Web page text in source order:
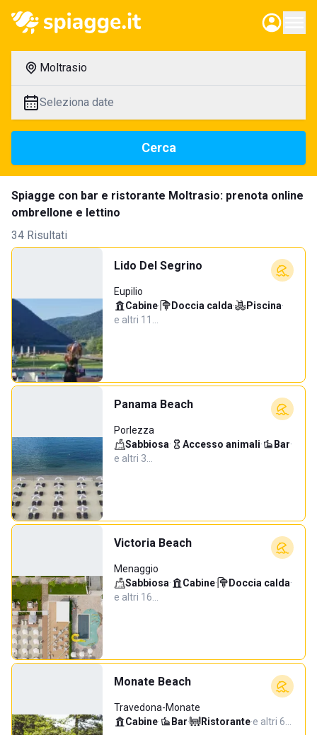
Moltrasio
Seleziona date
Cerca
Spiagge con bar e ristorante Moltrasio: prenota online
ombrellone e lettino
34 Risultati
Lido Del Segrino
Eupilio
Cabine· Doccia calda· Piscina·
e altri 11…
Panama Beach
Porlezza
Sabbiosa· Accesso animali· Bar·
e altri 3…
Victoria Beach
Menaggio
Sabbiosa· Cabine· Doccia calda·
e altri 16…
Monate Beach
Travedona-Monate
Cabine· Bar· Ristorante·e altri 6…